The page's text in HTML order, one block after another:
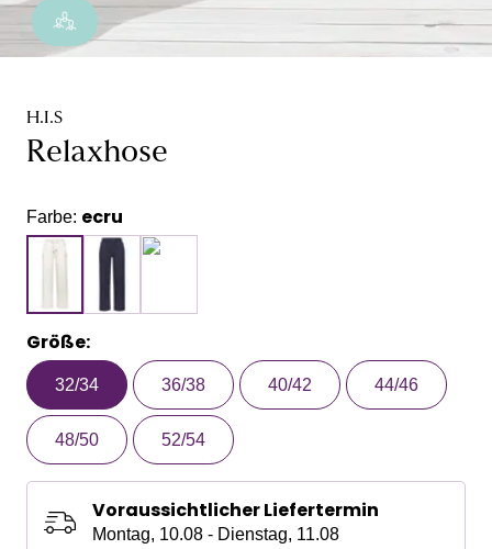
H.I.S
Relaxhose
Farbe: ecru
Größe:
32/34 36/38 40/42 44/46
48/50 52/54
Voraussichtlicher Liefertermin
Montag, 10.08 - Dienstag, 11.08